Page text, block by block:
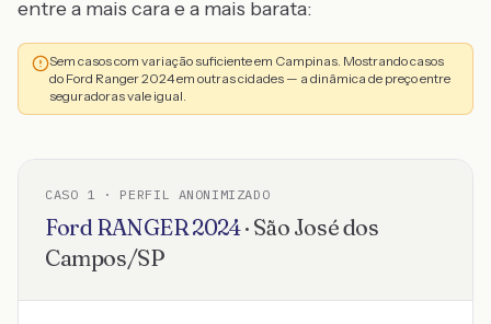
entre a mais cara e a mais barata:
Sem casos com variação suficiente em Campinas. Mostrando casos
do Ford Ranger 2024 em outras cidades — a dinâmica de preço entre
seguradoras vale igual.
CASO 1 · PERFIL ANONIMIZADO
Ford RANGER2024· São José dos
Campos/SP